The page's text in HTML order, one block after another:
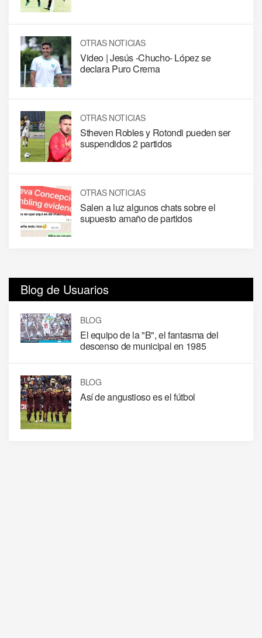
OTRAS NOTICIAS
Video | Jesús -Chucho- López se
declara Puro Crema
OTRAS NOTICIAS
Stheven Robles y Rotondi pueden ser
suspendidos 2 partidos
OTRAS NOTICIAS
Salen a luz algunos chats sobre el
supuesto amaño de partidos
Blog de Usuarios
BLOG
El equipo de la "B", el fantasma del
descenso de municipal en 1985
BLOG
Así de angustioso es el fútbol